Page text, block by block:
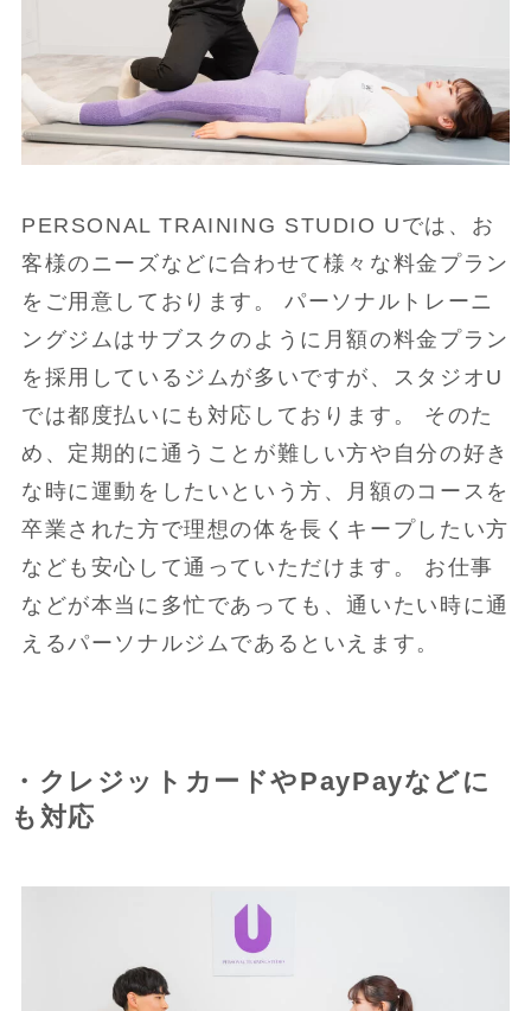
PERSONAL TRAINING STUDIO Uでは、お
客様のニーズなどに合わせて様々な料金プラン
をご用意しております。 パーソナルトレーニ
ングジムはサブスクのように月額の料金プラン
を採用しているジムが多いですが、スタジオU
では都度払いにも対応しております。 そのた
め、定期的に通うことが難しい方や自分の好き
な時に運動をしたいという方、月額のコースを
卒業された方で理想の体を長くキープしたい方
なども安心して通っていただけます。 お仕事
などが本当に多忙であっても、通いたい時に通
えるパーソナルジムであるといえます。
・クレジットカードやPayPayなどに
も対応